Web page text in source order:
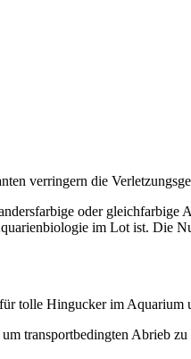
verringern die
oder gleichfarbige
im Lot ist. Die
tolle Hingucker im Aquarium
transportbedingten Abrieb